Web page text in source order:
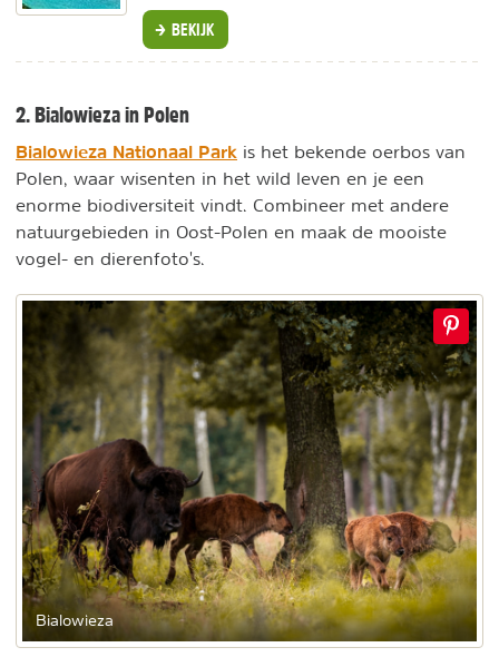
BEKIJK
2. Bialowieza in Polen
Bialowieza Nationaal Park is het bekende oerbos van
Polen, waar wisenten in het wild leven en je een
enorme biodiversiteit vindt. Combineer met andere
natuurgebieden in Oost-Polen en maak de mooiste
vogel- en dierenfoto's.
Bialowieza